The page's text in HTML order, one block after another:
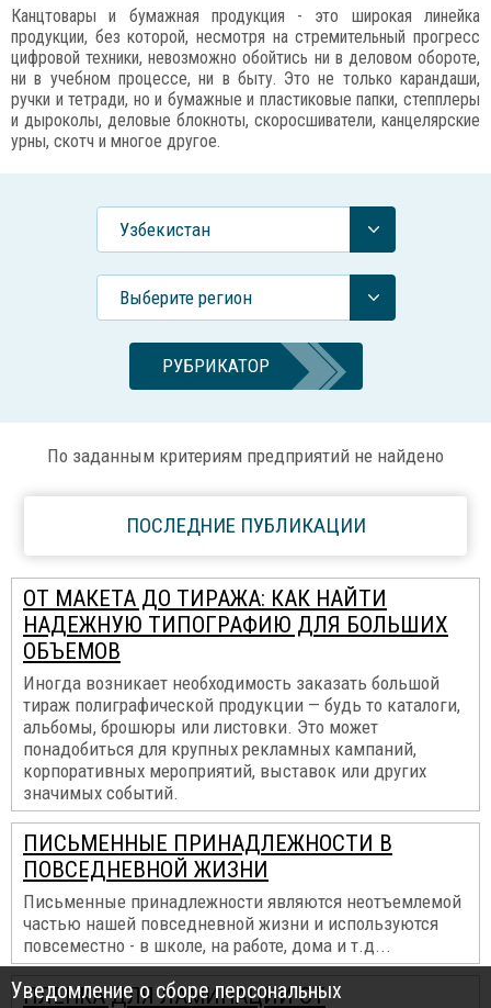
Канцтовары и бумажная продукция - это широкая линейка
продукции, без которой, несмотря на стремительный прогресс
цифровой техники, невозможно обойтись ни в деловом обороте,
ни в учебном процессе, ни в быту. Это не только карандаши,
ручки и тетради, но и бумажные и пластиковые папки, степплеры
и дыроколы, деловые блокноты, скоросшиватели, канцелярские
урны, скотч и многое другое.
Узбекистан
Выберите регион
РУБРИКАТОР
По заданным критериям предприятий не найдено
ПОСЛЕДНИЕ ПУБЛИКАЦИИ
ОТ МАКЕТА ДО ТИРАЖА: КАК НАЙТИ
НАДЕЖНУЮ ТИПОГРАФИЮ ДЛЯ БОЛЬШИХ
ОБЪЕМОВ
Иногда возникает необходимость заказать большой
тираж полиграфической продукции — будь то каталоги,
альбомы, брошюры или листовки. Это может
понадобиться для крупных рекламных кампаний,
корпоративных мероприятий, выставок или других
значимых событий.
ПИСЬМЕННЫЕ ПРИНАДЛЕЖНОСТИ В
ПОВСЕДНЕВНОЙ ЖИЗНИ
Письменные принадлежности являются неотъемлемой
частью нашей повседневной жизни и используются
повсеместно - в школе, на работе, дома и т.д...
ПЛЕНКА ДЛЯ ЛАМИНАЦИИ ОТ
Уведомление о сборе персональных